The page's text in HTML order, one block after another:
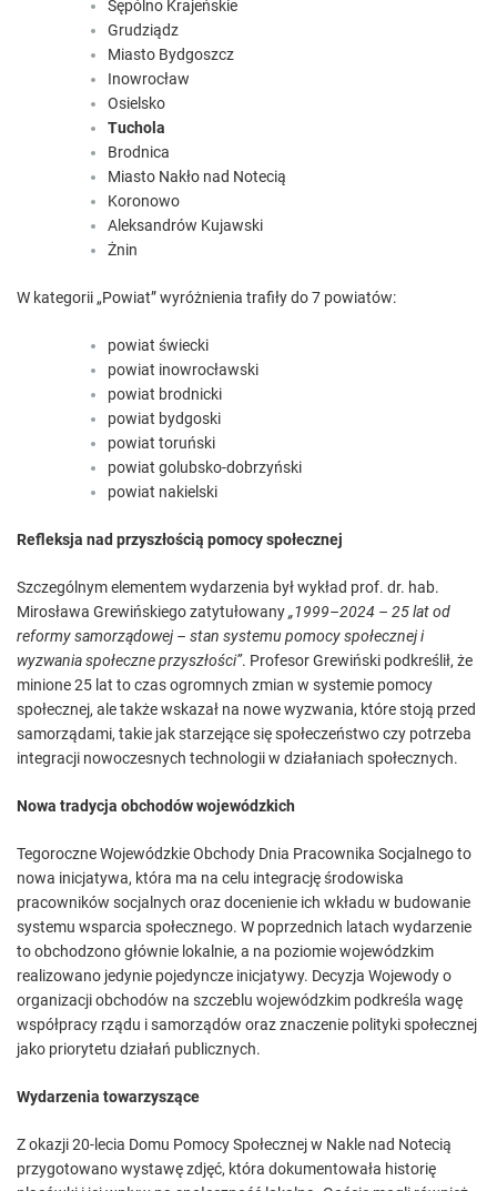
Sępólno Krajeńskie
Grudziądz
Miasto Bydgoszcz
Inowrocław
Osielsko
Tuchola
Brodnica
Miasto Nakło nad Notecią
Koronowo
Aleksandrów Kujawski
Żnin
W kategorii „Powiat” wyróżnienia trafiły do 7 powiatów:
powiat świecki
powiat inowrocławski
powiat brodnicki
powiat bydgoski
powiat toruński
powiat golubsko-dobrzyński
powiat nakielski
Refleksja nad przyszłością pomocy społecznej
Szczególnym elementem wydarzenia był wykład prof. dr. hab.
Mirosława Grewińskiego zatytułowany„1999–2024 – 25 lat od
reformy samorządowej – stan systemu pomocy społecznej i
wyzwania społeczne przyszłości”. Profesor Grewiński podkreślił, że
minione 25 lat to czas ogromnych zmian w systemie pomocy
społecznej, ale także wskazał na nowe wyzwania, które stoją przed
samorządami, takie jak starzejące się społeczeństwo czy potrzeba
integracji nowoczesnych technologii w działaniach społecznych.
Nowa tradycja obchodów wojewódzkich
Tegoroczne Wojewódzkie Obchody Dnia Pracownika Socjalnego to
nowa inicjatywa, która ma na celu integrację środowiska
pracowników socjalnych oraz docenienie ich wkładu w budowanie
systemu wsparcia społecznego. W poprzednich latach wydarzenie
to obchodzono głównie lokalnie, a na poziomie wojewódzkim
realizowano jedynie pojedyncze inicjatywy. Decyzja Wojewody o
organizacji obchodów na szczeblu wojewódzkim podkreśla wagę
współpracy rządu i samorządów oraz znaczenie polityki społecznej
jako priorytetu działań publicznych.
Wydarzenia towarzyszące
Z okazji 20-lecia Domu Pomocy Społecznej w Nakle nad Notecią
przygotowano wystawę zdjęć, która dokumentowała historię